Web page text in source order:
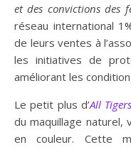
et des convictions des
réseau international
de leurs ventes à
les initiatives de
améliorant les
Le petit plus d’All Tigers
du maquillage naturel,
en couleur. Cette